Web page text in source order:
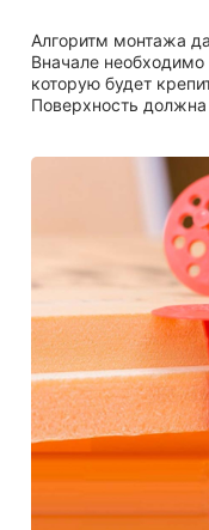
Алгоритм монтажа
Вначале необходимо
которую будет
Поверхность